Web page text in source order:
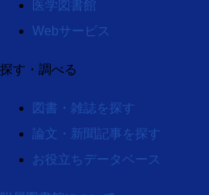
医学図書館
Webサービス
探す・調べる
図書・雑誌を探す
論文・新聞記事を探す
お役立ちデータベース